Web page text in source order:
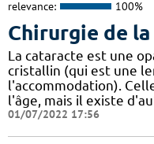
relevance: 100%
Chirurgie de
La cataracte est une
cristallin (qui est une
l'accommodation).
l'âge, mais il existe
01/07/2022 17:56